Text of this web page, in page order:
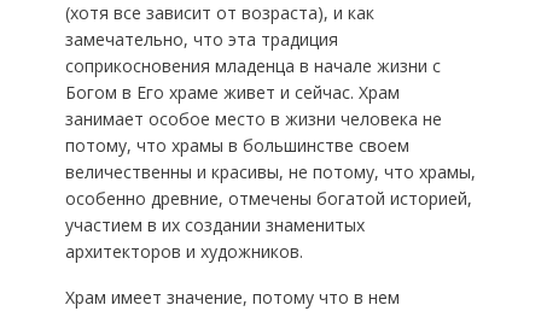
(хотя все зависит от возраста), и как
замечательно, что эта традиция
соприкосновения младенца в начале жизни с
Богом в Его храме живет и сейчас. Храм
занимает особое место в жизни человека не
потому, что храмы в большинстве своем
величественны и красивы, не потому, что храмы,
особенно древние, отмечены богатой историей,
участием в их создании знаменитых
архитекторов и художников.
Храм имеет значение, потому что в нем